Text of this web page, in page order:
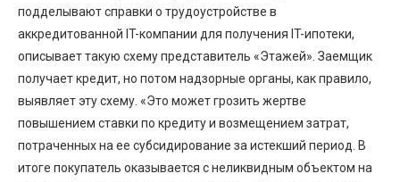
подделывают справки о трудоустройстве в
аккредитованной IT-компании для получения IT-ипотеки,
описывает такую схему представитель «Этажей». Заемщик
получает кредит, но потом надзорные органы, как правило,
выявляет эту схему. «Это может грозить жертве
повышением ставки по кредиту и возмещением затрат,
потраченных на ее субсидирование за истекший период. В
итоге покупатель оказывается с неликвидным объектом на